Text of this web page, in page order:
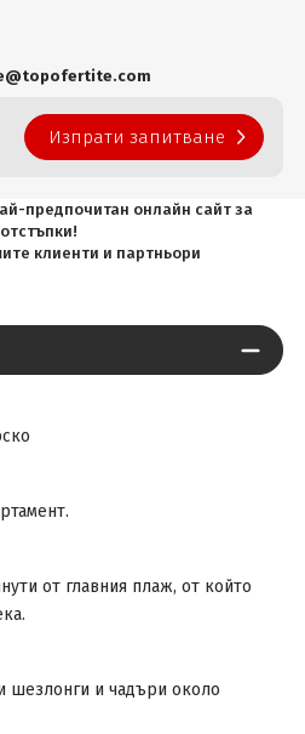
Изпрати запитване
предпочитан онлайн сайт за
клиенти и партньори
от главния плаж, от който
шезлонги и чадъри около